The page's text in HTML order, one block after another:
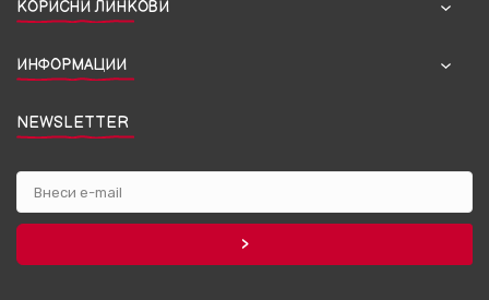
КОРИСНИ ЛИНКОВИ
ИНФОРМАЦИИ
NEWSLETTER